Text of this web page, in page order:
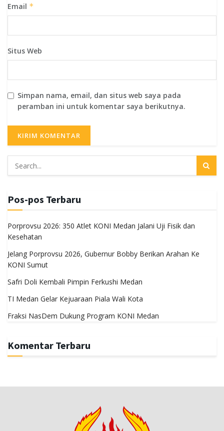
Email *
Situs Web
Simpan nama, email, dan situs web saya pada
peramban ini untuk komentar saya berikutnya.
Pos-pos Terbaru
Porprovsu 2026: 350 Atlet KONI Medan Jalani Uji Fisik dan
Kesehatan
Jelang Porprovsu 2026, Gubernur Bobby Berikan Arahan Ke
KONI Sumut
Safri Doli Kembali Pimpin Ferkushi Medan
TI Medan Gelar Kejuaraan Piala Wali Kota
Fraksi NasDem Dukung Program KONI Medan
Komentar Terbaru